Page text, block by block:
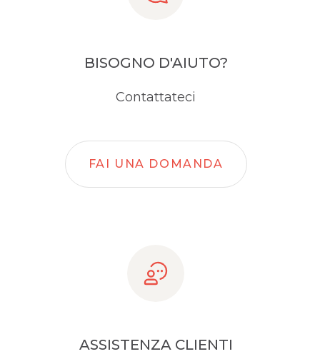
BISOGNO D'AIUTO?
Contattateci
FAI UNA DOMANDA
ASSISTENZA CLIENTI